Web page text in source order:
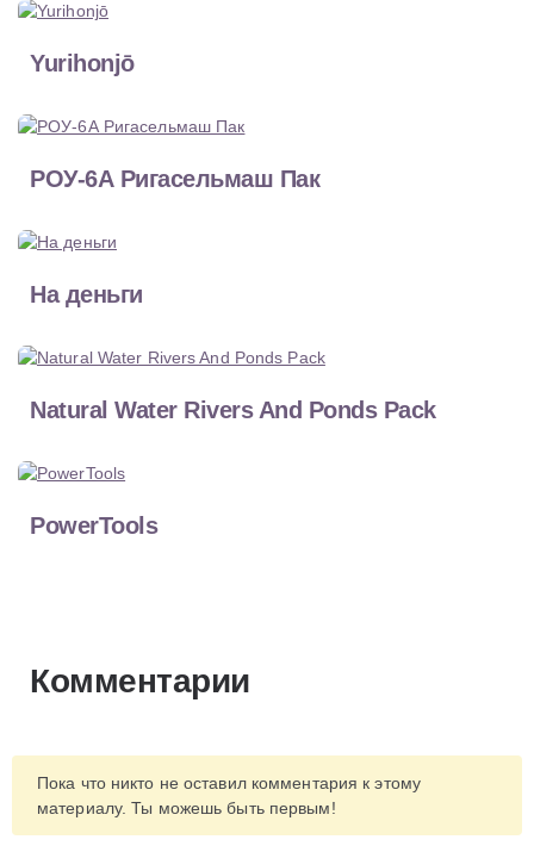
Yurihonjō
РОУ-6А Ригасельмаш Пак
На деньги
Natural Water Rivers And Ponds Pack
PowerTools
Комментарии
Пока что никто не оставил комментария к этому
материалу. Ты можешь быть первым!